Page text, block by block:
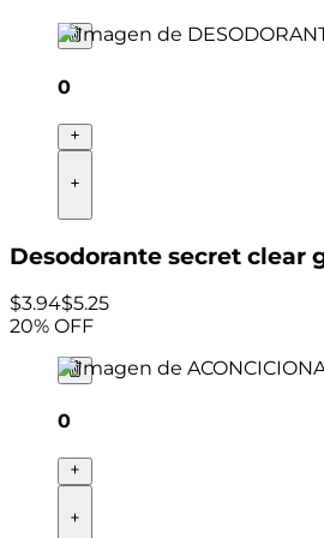
0
Desodorante secret clear
$3.94$5.25
20% OFF
0